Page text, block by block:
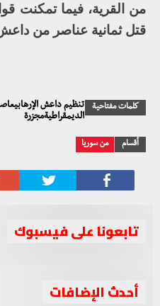
من القرية، فيما تمكنت
قتل ثمانية عناصر من
كلمات مفتاحية
تنظيم داعش
الديمقراطيةمجزرة
أقسام من سوريا
تابعونا على فيسبوك
أحدث الإضافات